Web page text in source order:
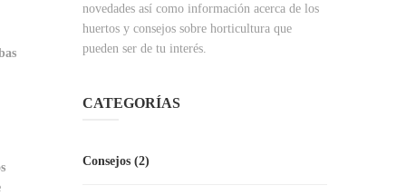
novedades así como información acerca de los
huertos y consejos sobre horticultura que
pueden ser de tu interés.
CATEGORÍAS
Consejos (2)